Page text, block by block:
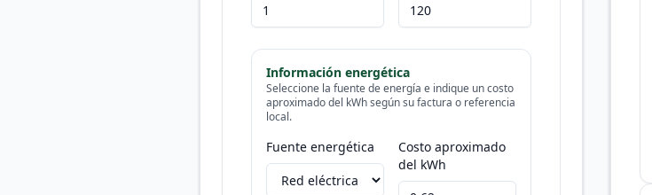
Información energética
Seleccione la fuente de energía e indique un costo
aproximado del kWh según su factura o referencia
local.
Fuente energética
Costo aproximado
del kWh